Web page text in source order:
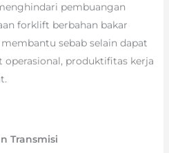
pembuangan
forklift berbahan bakar
sebab selain dapat
produktifitas kerja
Transmisi